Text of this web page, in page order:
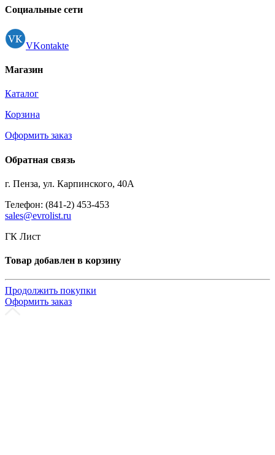
Социальные сети
VKontakte
Магазин
Каталог
Корзина
Оформить заказ
Обратная связь
г. Пенза, ул. Карпинского, 40А
Телефон: (841-2) 453-453
sales@evrolist.ru
ГК Лист
Товар добавлен в корзину
Продолжить покупки
Оформить заказ